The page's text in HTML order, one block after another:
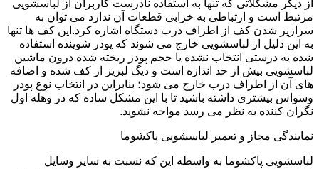
از دیگر مشکلاتی که تنها به استفاده نادرست کاربران از لباسشویی
مرتبط است و ارتباطی به خرابی قطعات آن ندارد می توان به
سرازیر شدن کف از اطراف درب دستگاه اشاره کرد.این کف ها تنها
به این دلیل از لباسشویی خارج می شوند که پودر شوینده استفاده
شده به درستی انتخاب نشده یا حجم پودر ریخته شده درون ماشین
لباسشویی بیش از حد اندازه است و دیگ لبریز از کف شده و اضافه
های آن از اطراف درب خارج می شود؛ بنابراین در انتخاب نوع پودر
وسواس بیشتری داشته باشید تا با این مشکل ساده که در وهله اول
نگران کننده به نظر می رسد مواجه نشوید.
نمایندگی مجاز و تعمیر لباسشویی پاکشوما
لباسشویی پاکشوما به واسطه این که نسبت به سایر وسایل